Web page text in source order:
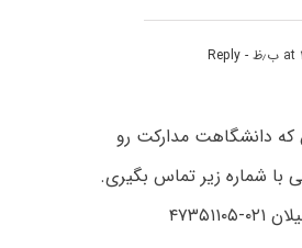
- Reply
که دانشگاهت مدارکت رو
با شماره زیر تماس بگیری.